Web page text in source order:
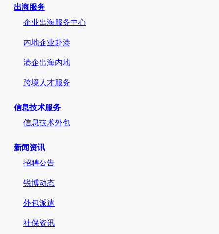
出海服务
企业出海服务中心
内地企业赴港
港企出海内地
跨境人才服务
信息技术服务
信息技术外包
新闻资讯
招聘公告
锐博动态
外包派遣
社保资讯